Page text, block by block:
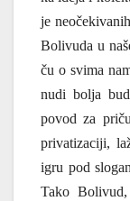
je
Boli­vu­da u
ču o svi­ma
nudi bolja
povod za
pri­va­ti­za­ci­ji,
igru pod
Tako